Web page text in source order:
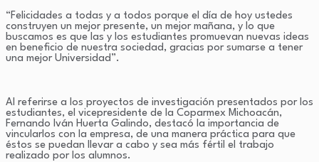
“Felicidades a todas y a todos porque el día de hoy ustedes
construyen un mejor presente, un mejor mañana, y lo que
buscamos es que las y los estudiantes promuevan nuevas ideas
en beneficio de nuestra sociedad, gracias por sumarse a tener
una mejor Universidad”.
Al referirse a los proyectos de investigación presentados por los
estudiantes, el vicepresidente de la Coparmex Michoacán,
Fernando Iván Huerta Galindo, destacó la importancia de
vincularlos con la empresa, de una manera práctica para que
éstos se puedan llevar a cabo y sea más fértil el trabajo
realizado por los alumnos.